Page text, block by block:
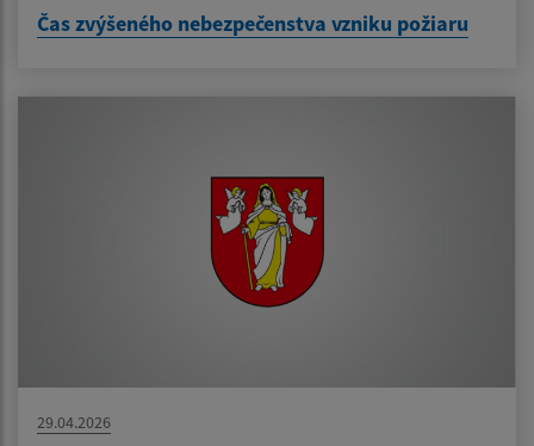
Čas zvýšeného nebezpečenstva vzniku požiaru
29.04.2026